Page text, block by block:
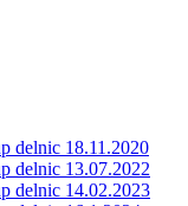
delnic 18.11.2020
delnic 13.07.2022
delnic 14.02.2023